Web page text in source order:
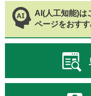
AI(人工知能)は
ページをおす